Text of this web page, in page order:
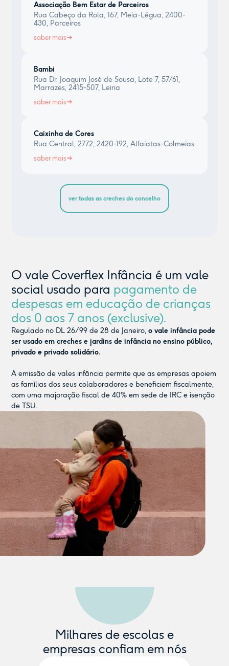
Associação Bem Estar de Parceiros
Rua Cabeço da Rola, 167, Meia-Légua, 2400-
430, Parceiros
saber mais
Bambi
Rua Dr. Joaquim José de Sousa, Lote 7, 57/61,
Marrazes, 2415-507, Leiria
saber mais
Caixinha de Cores
Rua Central, 2772, 2420-192, Alfaiatas-Colmeias
saber mais
ver todas as creches do concelho
O vale Coverflex Infância é um vale
social usado para pagamento de
despesas em educação de crianças
dos 0 aos 7 anos (exclusive).
Regulado no DL 26/99 de 28 de Janeiro,o vale infância pode
ser usado em creches e jardins de infância no ensino público,
privado e privado solidário.
A emissão de vales infância permite que as empresas apoiem
as famílias dos seus colaboradores e beneficiem fiscalmente,
com uma majoração fiscal de 40% em sede de IRC e isenção
de TSU.
Milhares de escolas e
empresas confiam em nós